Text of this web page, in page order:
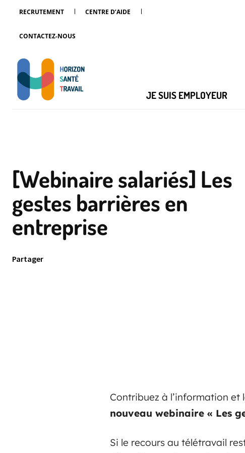
RECRUTEMENT CENTRE D’AIDE
CONTACTEZ-NOUS
JE SUIS EMPLOYEUR
[Webinaire salariés] Les
gestes barrières en
entreprise
Partager
Contribuez à l’information
nouveau webinaire « Les
Si le recours au télétravail